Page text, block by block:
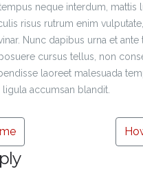
neque interdum, mattis
risus rutrum enim
Nunc dapibus urna et ante
cursus tellus, non
laoreet malesuada
accumsan blandit.